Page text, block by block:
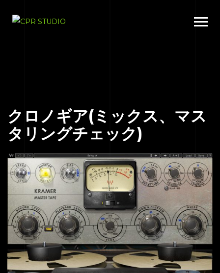
クロノギア(ミックス、マス
タリングチェック)